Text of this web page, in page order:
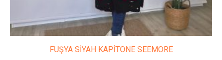
FUŞYA SİYAH KAPİTONE SEEMORE